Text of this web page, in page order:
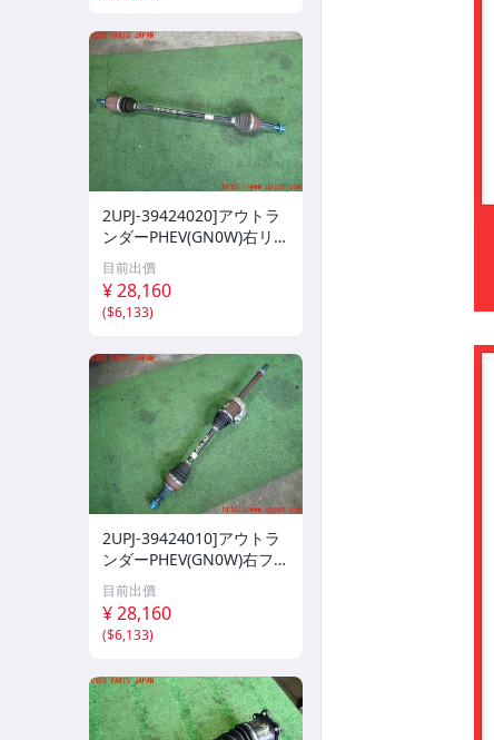
2UPJ-39424020]アウトラ
ンダーPHEV(GN0W)右リア
ドライブシャフト 中古
目前出價
¥ 28,160
($6,133)
2UPJ-39424010]アウトラ
ンダーPHEV(GN0W)右フロ
ントドライブシャフト 中
古
目前出價
¥ 28,160
($6,133)